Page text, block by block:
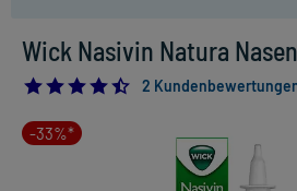
Wick Nasivin Natura
4.5
2
-33%*